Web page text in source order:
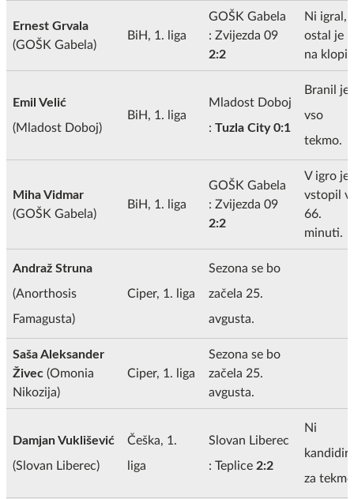
Ernest Grvala
(GOŠK Gabela)
BiH, 1. liga
GOŠK Gabela
: Zvijezda 09
2:2
Ni igral,
ostal je
na klopi.
Emil Velić
(Mladost Doboj)
BiH, 1. liga
Mladost Doboj
: Tuzla City 0:1
Branil je
vso
tekmo.
Miha Vidmar
(GOŠK Gabela)
BiH, 1. liga
GOŠK Gabela
: Zvijezda 09
2:2
V igro je
vstopil v
66.
minuti.
Andraž Struna
(Anorthosis
Famagusta)
Ciper, 1. liga
Sezona se bo
začela 25.
avgusta.
Saša Aleksander
Živec (Omonia
Nikozija)
Ciper, 1. liga
Sezona se bo
začela 25.
avgusta.
Damjan Vuklišević
(Slovan Liberec)
Češka, 1.
liga
Slovan Liberec
: Teplice 2:2
Ni
za